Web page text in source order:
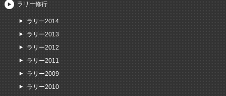
ラリー修行
ラリー2014
ラリー2013
ラリー2012
ラリー2011
ラリー2009
ラリー2010